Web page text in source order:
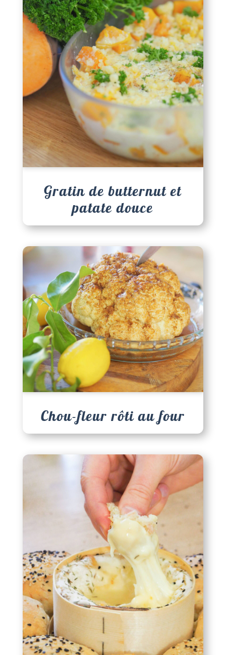
Gratin de butternut et
patate douce
Chou-fleur rôti au four